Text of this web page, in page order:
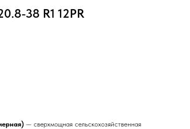
38 R1 12PR
— сверхмощная сельскохозяйственная